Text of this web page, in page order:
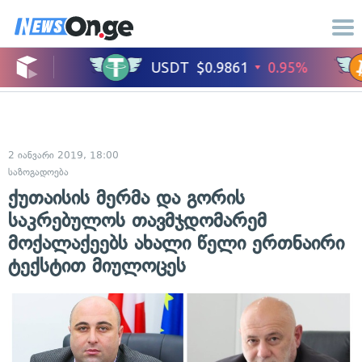
2 იანვარი 2019, 18:00
საზოგადოება
ქუთაისის მერმა და გორის
საკრებულოს თავმჯდომარემ
მოქალაქეებს ახალი წელი ერთნაირი
ტექსტით მიულოცეს